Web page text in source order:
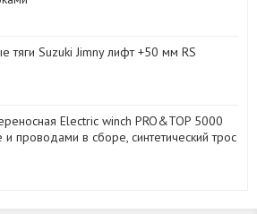
тяги Suzuki Jimny лифт +50 мм RS
Electric winch PRO&TOP 5000
проводами в сборе, синтетический трос